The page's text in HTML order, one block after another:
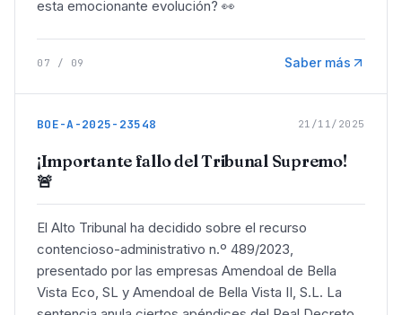
esta emocionante evolución? 👀
07 / 09 Saber más
BOE-A-2025-23548 21/11/2025
¡Importante fallo del Tribunal Supremo!
🚨
El Alto Tribunal ha decidido sobre el recurso
contencioso-administrativo n.º 489/2023,
presentado por las empresas Amendoal de Bella
Vista Eco, SL y Amendoal de Bella Vista II, S.L. La